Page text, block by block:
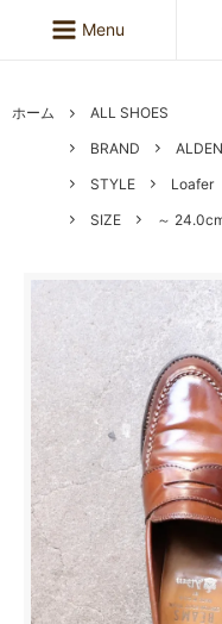
Menu
ホーム
ALL SHOES
BRAND
ALDEN
STYLE
Loafer
SIZE
～